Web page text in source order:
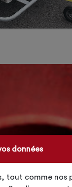
données
tout comme